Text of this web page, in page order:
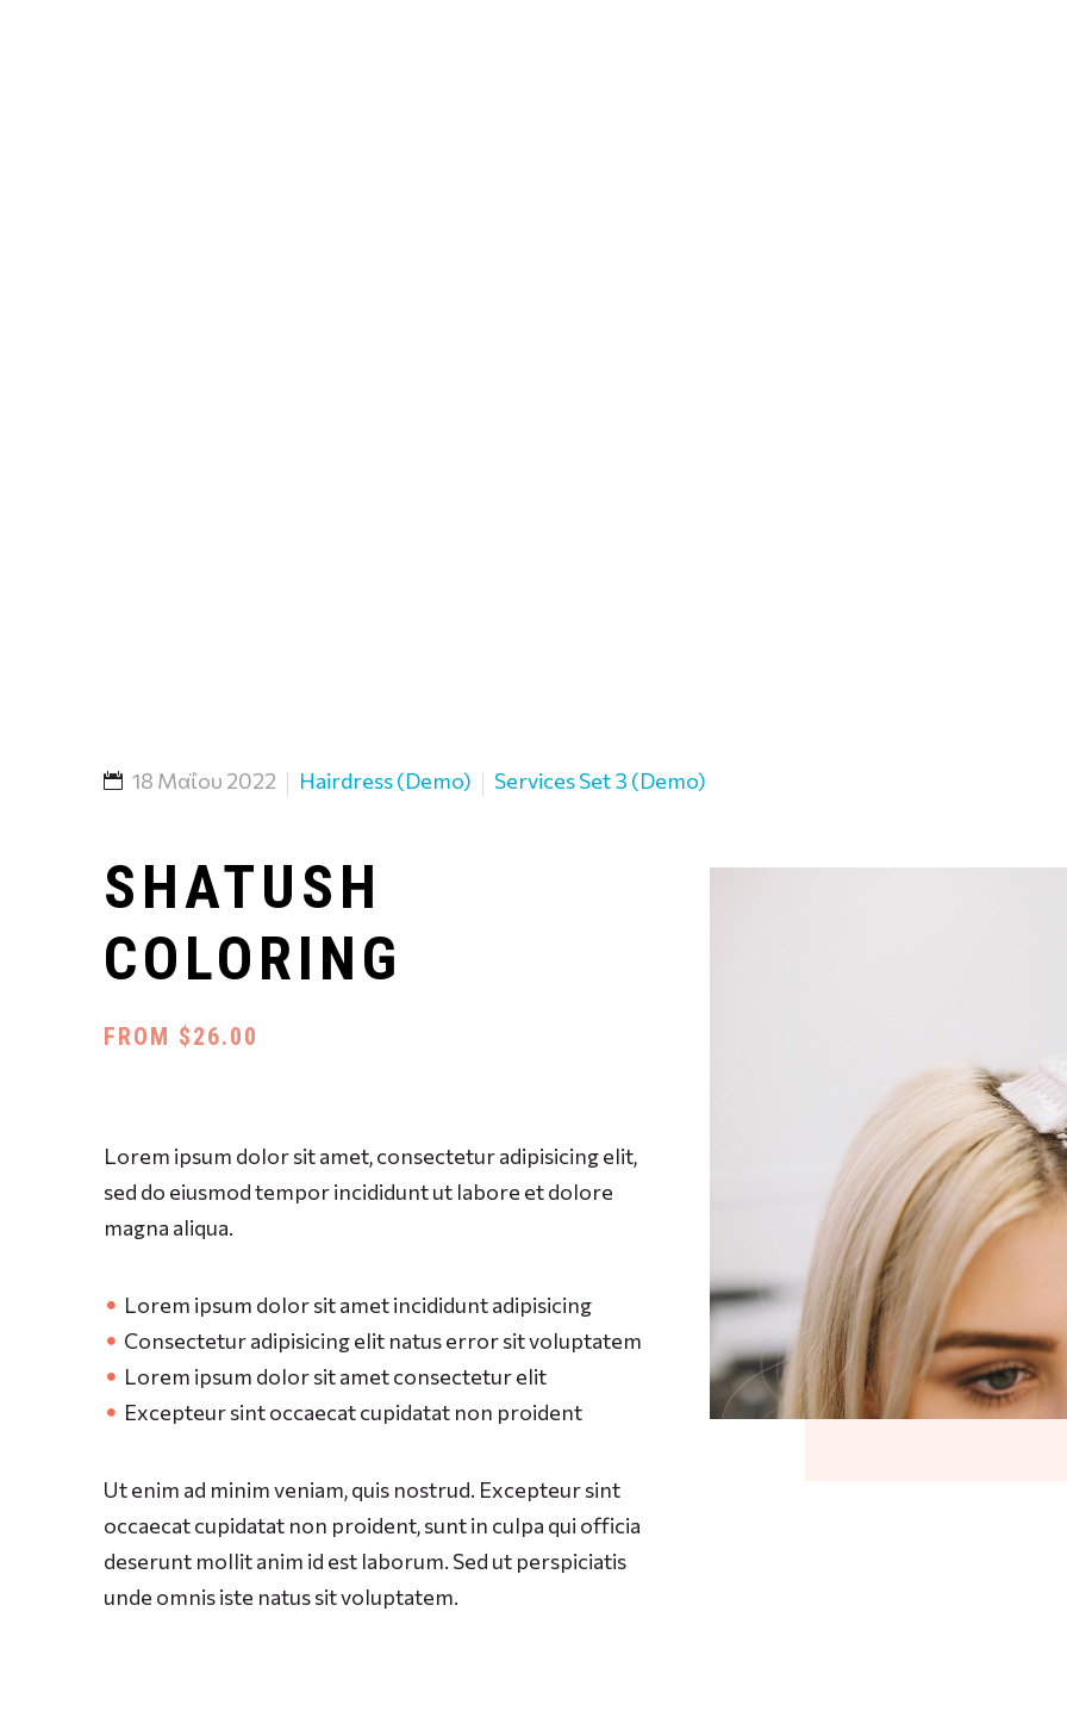
18 Μαΐου 2022 Hairdress (Demo) Services Set 3 (Demo)
SHATUSH
COLORING
FROM $26.00
Lorem ipsum dolor sit amet, consectetur adipisicing elit,
sed do eiusmod tempor incididunt ut labore et dolore
magna aliqua.
Lorem ipsum dolor sit amet incididunt adipisicing
Consectetur adipisicing elit natus error sit voluptatem
Lorem ipsum dolor sit amet consectetur elit
Excepteur sint occaecat cupidatat non proident
Ut enim ad minim veniam, quis nostrud. Excepteur sint
occaecat cupidatat non proident, sunt in culpa qui officia
deserunt mollit anim id est laborum. Sed ut perspiciatis
unde omnis iste natus sit voluptatem.